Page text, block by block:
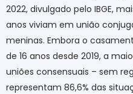
2022, divulgado pelo IBGE,
anos viviam em união
meninas. Embora o
de 16 anos desde 2019, a
uniões consensuais – sem
representam 86,6% das